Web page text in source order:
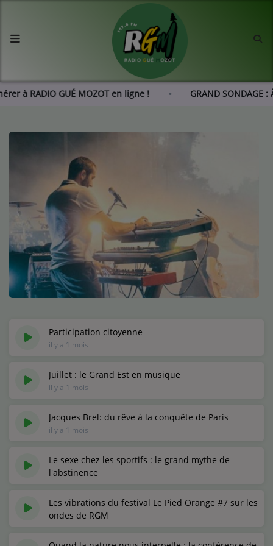
à RADIO GUÉ MOZOT en ligne ! GRAND
Agenda
L'histoire de RGM
Emissions
Equipes
Médias
Podcasts
Dédicaces
Jeux Concours
Contact
Participation citoyenne
il y a 1 mois
Juillet : le Grand Est en musique
il y a 1 mois
Jacques Brel: du rêve à la conquête de Paris
il y a 1 mois
Le sexe chez les sportifs : le grand mythe de
l'abstinence
Les vibrations du festival Le Pied Orange #7 sur les
ondes de RGM